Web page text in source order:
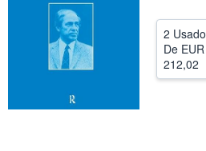
2 Usado
De EUR
212,02